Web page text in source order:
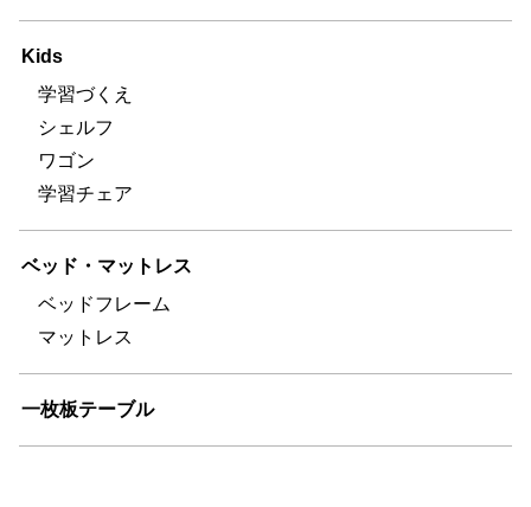
Kids
学習づくえ
シェルフ
ワゴン
学習チェア
ベッド・マットレス
ベッドフレーム
マットレス
一枚板テーブル